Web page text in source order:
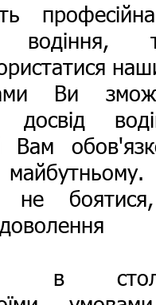
Ви
Вам
не
в